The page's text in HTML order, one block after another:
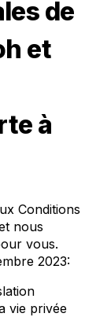
de
et
à
Conditions
nous
vous.
2023:
vie privée